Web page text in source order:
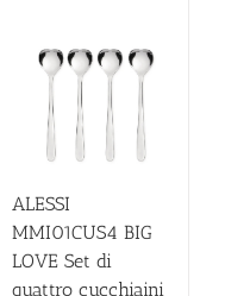
ALESSI
MMI01CUS4 BIG
LOVE Set di
quattro cucchiaini